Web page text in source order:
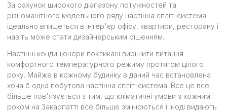
За рахунок широкого діапазону потужностей та
різноманітного модельного ряду настінна спліт-система
ідеально впишеться в інтер'єр офісу, квартири, ресторану і
навіть може стати дизайнерським рішенням.
Настінні кондиціонери покликані вирішити питання
комфортного температурного режиму протягом цілого
року. Майже в кожному будинку в даний час встановлена
хоча б одна побутова настінна спліт-система. Все це все
більше пов'язується з тим, що кліматичні умови з кожним
роком на Закарпатті все більше змінюються і іноді видають